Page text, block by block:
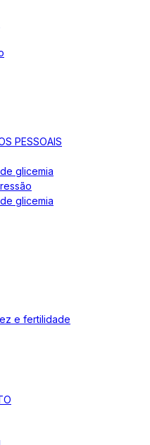
PESSOAIS
glicemia
glicemia
e fertilidade